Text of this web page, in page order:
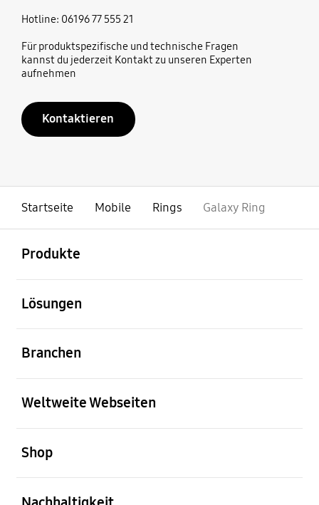
Hotline: 06196 77 555 21
Für produktspezifische und technische Fragen
kannst du jederzeit Kontakt zu unseren Experten
aufnehmen
Kontaktieren
Startseite Mobile Rings Galaxy Ring
Produkte
Lösungen
Branchen
Weltweite Webseiten
Shop